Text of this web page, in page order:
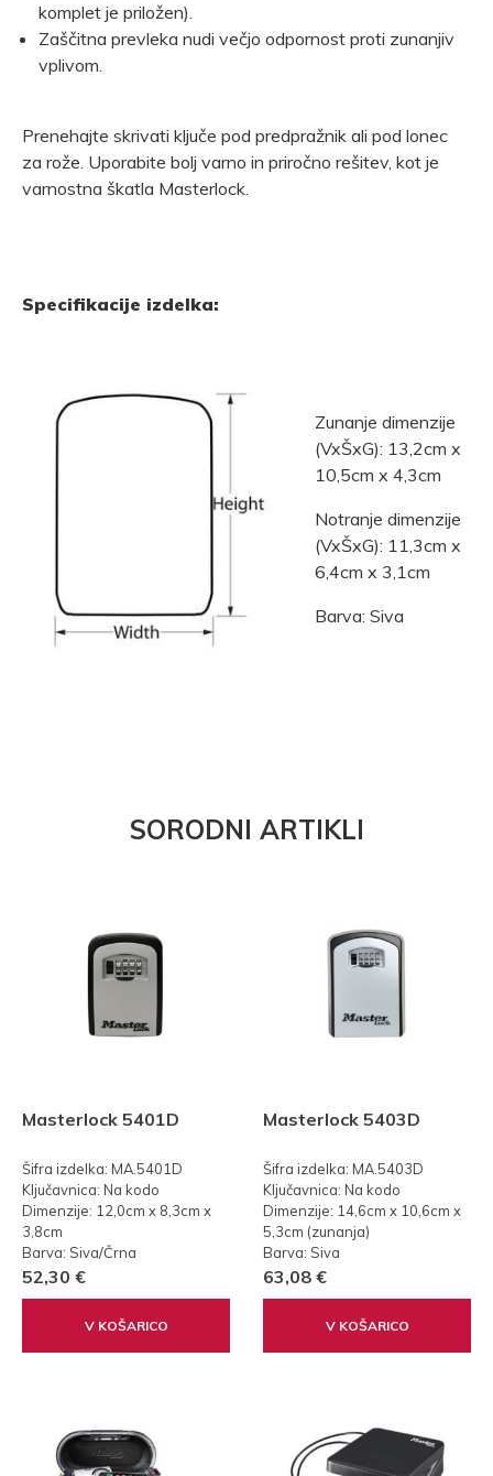
komplet je priložen).
Zaščitna prevleka nudi večjo odpornost proti zunanjiv
vplivom.
Prenehajte skrivati ključe pod predpražnik ali pod lonec
za rože. Uporabite bolj varno in priročno rešitev, kot je
varnostna škatla Masterlock.
Specifikacije izdelka:
Zunanje dimenzije
(VxŠxG): 13,2cm x
10,5cm x 4,3cm
Notranje dimenzije
(VxŠxG): 11,3cm x
6,4cm x 3,1cm
Barva: Siva
SORODNI ARTIKLI
Masterlock 5401D
Šifra izdelka: MA.5401D
Ključavnica: Na kodo
Dimenzije: 12,0cm x 8,3cm x
3,8cm
Barva: Siva/Črna
52,30 €
V KOŠARICO
Masterlock 5403D
Šifra izdelka: MA.5403D
Ključavnica: Na kodo
Dimenzije: 14,6cm x 10,6cm x
5,3cm (zunanja)
Barva: Siva
63,08 €
V KOŠARICO